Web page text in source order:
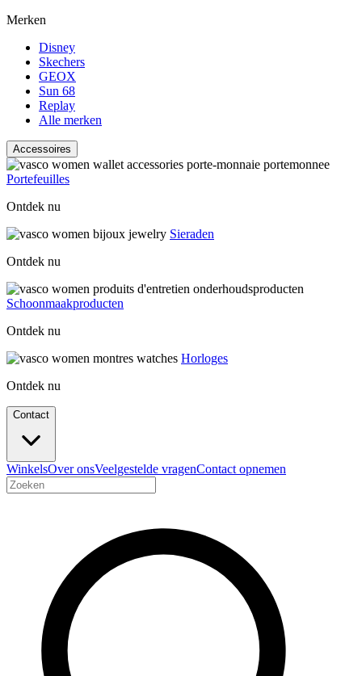
Merken
Disney
Skechers
GEOX
Sun 68
Replay
Alle merken
Accessoires
Portefeuilles
Ontdek nu
Sieraden
Ontdek nu
Schoonmaakproducten
Ontdek nu
Horloges
Ontdek nu
Contact
WinkelsOver onsVeelgestelde vragenContact opnemen